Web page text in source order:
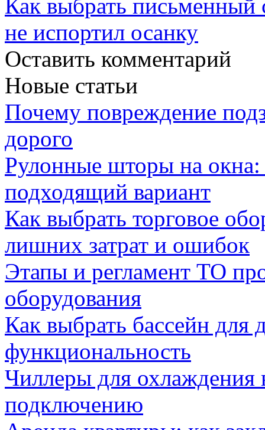
Как выбрать письменный
не испортил осанку
Оставить комментарий
Новые статьи
Почему повреждение
дорого
Рулонные шторы на
подходящий вариант
Как выбрать торговое
лишних затрат и ошибок
Этапы и регламент ТО
оборудования
Как выбрать бассейн для
функциональность
Чиллеры для охлаждения
подключению